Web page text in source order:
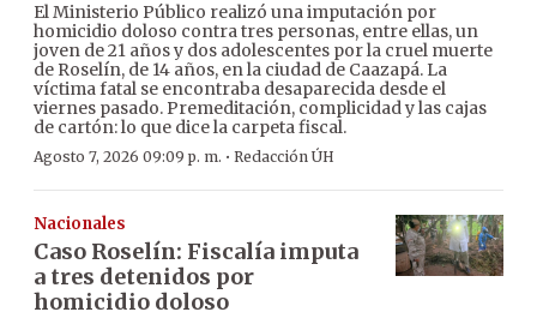
El Ministerio Público realizó una imputación por
homicidio doloso contra tres personas, entre ellas, un
joven de 21 años y dos adolescentes por la cruel muerte
de Roselín, de 14 años, en la ciudad de Caazapá. La
víctima fatal se encontraba desaparecida desde el
viernes pasado. Premeditación, complicidad y las cajas
de cartón: lo que dice la carpeta fiscal.
Agosto 7, 2026 09:09 p. m. · Redacción ÚH
Nacionales
Caso Roselín: Fiscalía imputa
a tres detenidos por
homicidio doloso